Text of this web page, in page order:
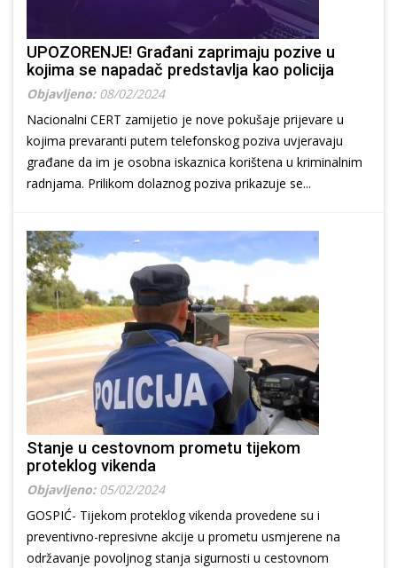
UPOZORENJE! Građani zaprimaju pozive u
kojima se napadač predstavlja kao policija
Objavljeno: 08/02/2024
Nacionalni CERT zamijetio je nove pokušaje prijevare u
kojima prevaranti putem telefonskog poziva uvjeravaju
građane da im je osobna iskaznica korištena u kriminalnim
radnjama. Prilikom dolaznog poziva prikazuje se...
Stanje u cestovnom prometu tijekom
proteklog vikenda
Objavljeno: 05/02/2024
GOSPIĆ- Tijekom proteklog vikenda provedene su i
preventivno-represivne akcije u prometu usmjerene na
održavanje povoljnog stanja sigurnosti u cestovnom